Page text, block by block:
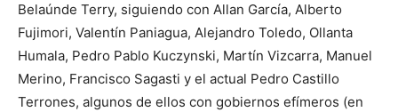
Belaúnde Terry, siguiendo con Allan García, Alberto
Fujimori, Valentín Paniagua, Alejandro Toledo, Ollanta
Humala, Pedro Pablo Kuczynski, Martín Vizcarra, Manuel
Merino, Francisco Sagasti y el actual Pedro Castillo
Terrones, algunos de ellos con gobiernos efímeros (en